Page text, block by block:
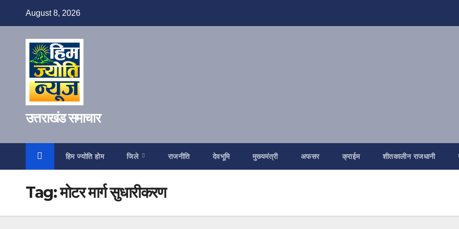
content
August 8, 2026
उत्तराखंड समाचार
हिम ज्योति होम जिले राजनीति देवभूमि मुख्यमंत्री अफसर क्राईम शीतकालीन राजधानी
Tag:मोटर मार्ग सुधारीकरण